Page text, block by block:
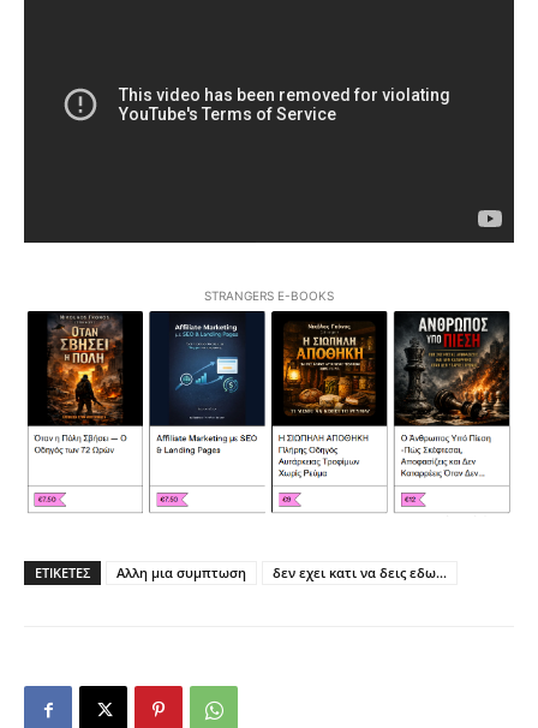
STRANGERS E-BOOKS
ΕΤΙΚΕΤΕΣ Αλλη μια συμπτωση δεν εχει κατι να δεις εδω...